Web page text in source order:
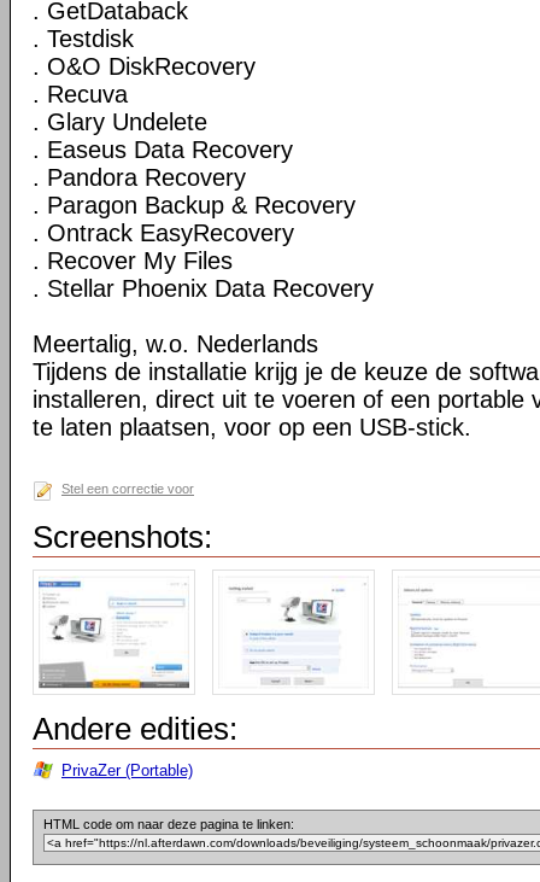
. GetDataback
. Testdisk
. O&O DiskRecovery
. Recuva
. Glary Undelete
. Easeus Data Recovery
. Pandora Recovery
. Paragon Backup & Recovery
. Ontrack EasyRecovery
. Recover My Files
. Stellar Phoenix Data Recovery
Meertalig, w.o. Nederlands
Tijdens de installatie krijg je de keuze de
installeren, direct uit te voeren of een portable
te laten plaatsen, voor op een USB-stick.
Stel een correctie voor
Screenshots:
Andere edities:
PrivaZer (Portable)
HTML code om naar deze pagina te linken: